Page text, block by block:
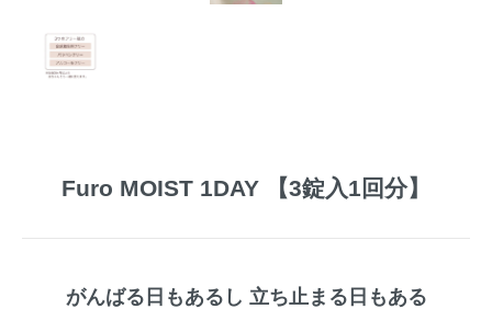
Furo MOIST 1DAY 【3錠入1回分】
がんばる日もあるし 立ち止まる日もある